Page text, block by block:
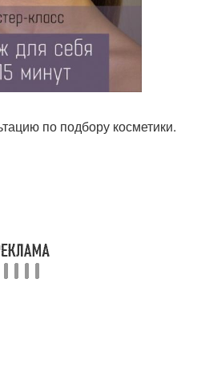
по подбору косметики.